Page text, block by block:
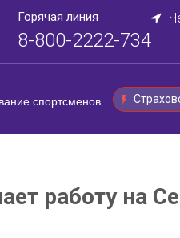
Горячая линия
8-800-2222-734
спортсменов
работу на